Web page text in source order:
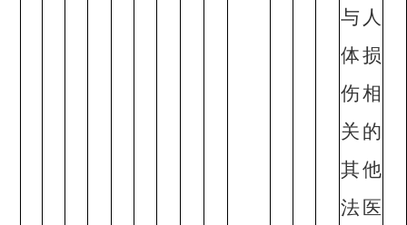
与人
体损
伤相
关的
其他
法医